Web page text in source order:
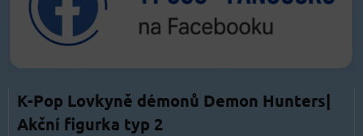
K-Pop Lovkyně démonů Demon Hunters|
Akční figurka typ 2